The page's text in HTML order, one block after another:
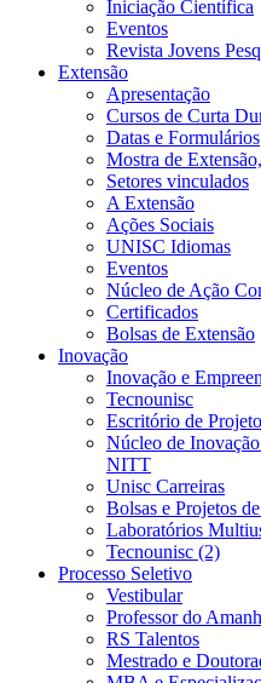
Iniciação Científica
Eventos
Revista Jovens
Extensão
Apresentação
Cursos de Curta
Datas e Formulários
Mostra de
Setores vinculados
A Extensão
Ações Sociais
UNISC Idiomas
Eventos
Núcleo de Ação
Certificados
Bolsas de Extensão
Inovação
Inovação e
Tecnounisc
Escritório de
Núcleo de
NITT
Unisc Carreiras
Bolsas e Projetos
Laboratórios
Tecnounisc (2)
Processo Seletivo
Vestibular
Professor do
RS Talentos
Mestrado e